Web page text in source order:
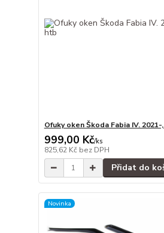
Ofuky oken Škoda Fabia IV.
999,00 Kč/ks
825,62 Kč bez DPH
Přidat do
Novinka